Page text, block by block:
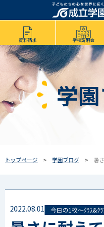
資料請求 学校説明会
学
トップページ 学園ブログ 暑
2022.08.01 今日の1枚～ｸﾗｽ&ｸ